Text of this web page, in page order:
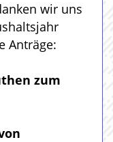
wir uns
Anträge:
zum